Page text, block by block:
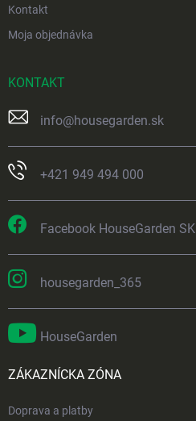
Kontakt
Moja objednávka
KONTAKT
info@housegarden.sk
+421 949 494 000
Facebook HouseGarden SK
housegarden_365
HouseGarden
ZÁKAZNÍCKA ZÓNA
Doprava a platby